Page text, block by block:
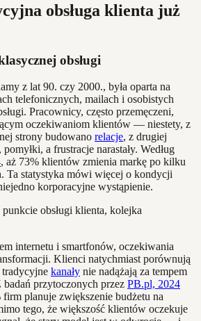
obsługa klienta już
obsługi
z lat 90. czy 2000., była oparta na
telefonicznych, mailach i osobistych
Pracownicy, często przemęczeni,
oczekiwaniom klientów — niestety, z
strony budowano relacje, z drugiej
a frustracje narastały. Według
, aż 73% klientów zmienia markę po kilku
Ta statystyka mówi więcej o kondycji
korporacyjne wystąpienie.
internetu i smartfonów, oczekiwania
Klienci natychmiast porównują
kanały nie nadążają za tempem
przytoczonych przez PB.pl, 2024
planuje zwiększenie budżetu na
tego, że większość klientów oczekuje